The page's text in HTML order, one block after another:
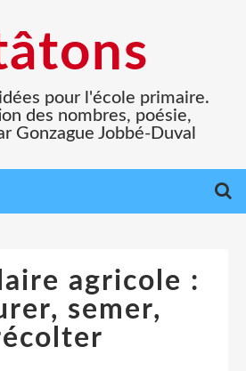
pour l'école primaire.
des nombres, poésie,
Gonzague Jobbé-Duval
agricole :
semer,